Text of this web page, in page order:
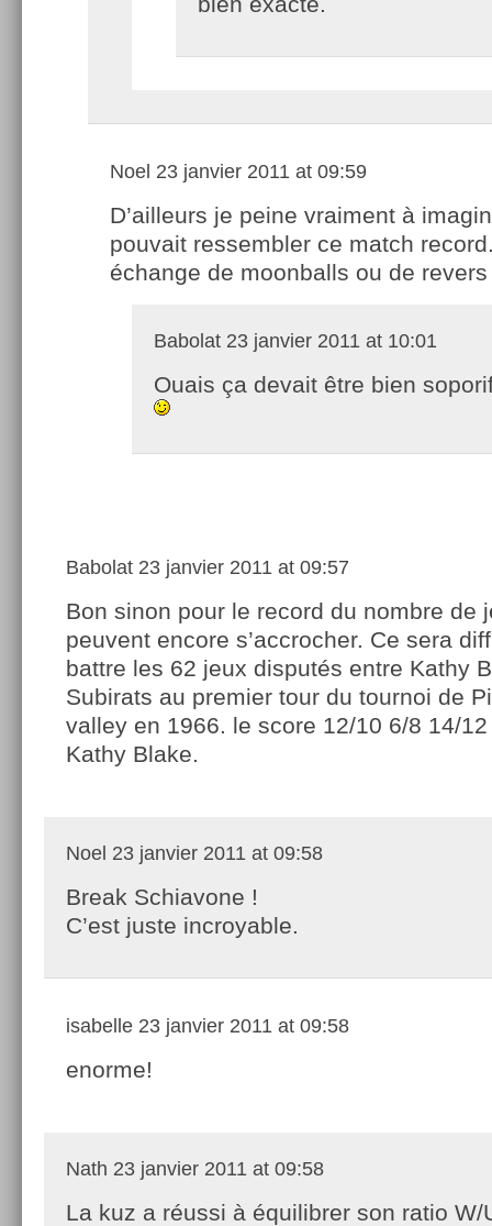
Noel 23 janvier 2011 at 09:59
D’ailleurs je peine vraiment à
pouvait ressembler ce match
échange de moonballs ou de
Babolat 23 janvier 2011 at 10:01
Ouais ça devait être bien
Babolat 23 janvier 2011 at 09:57
Bon sinon pour le record du nombre de
peuvent encore s’accrocher. Ce sera
battre les 62 jeux disputés entre Kathy
Subirats au premier tour du tournoi de
valley en 1966. le score 12/10 6/8 14/
Kathy Blake.
Noel 23 janvier 2011 at 09:58
Break Schiavone !
C’est juste incroyable.
isabelle 23 janvier 2011 at 09:58
enorme!
Nath 23 janvier 2011 at 09:58
La kuz a réussi à équilibrer son ratio W/